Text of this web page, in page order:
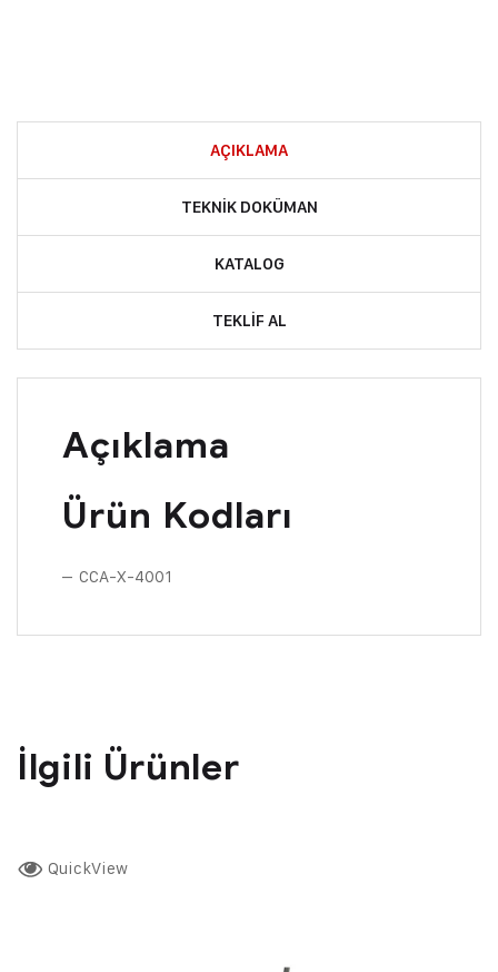
AÇIKLAMA
TEKNIK DOKÜMAN
KATALOG
TEKLIF AL
Açıklama
Ürün Kodları
– CCA-X-4001
İlgili Ürünler
QuickView